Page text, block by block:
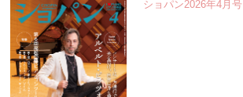
ショパン2026年4月号